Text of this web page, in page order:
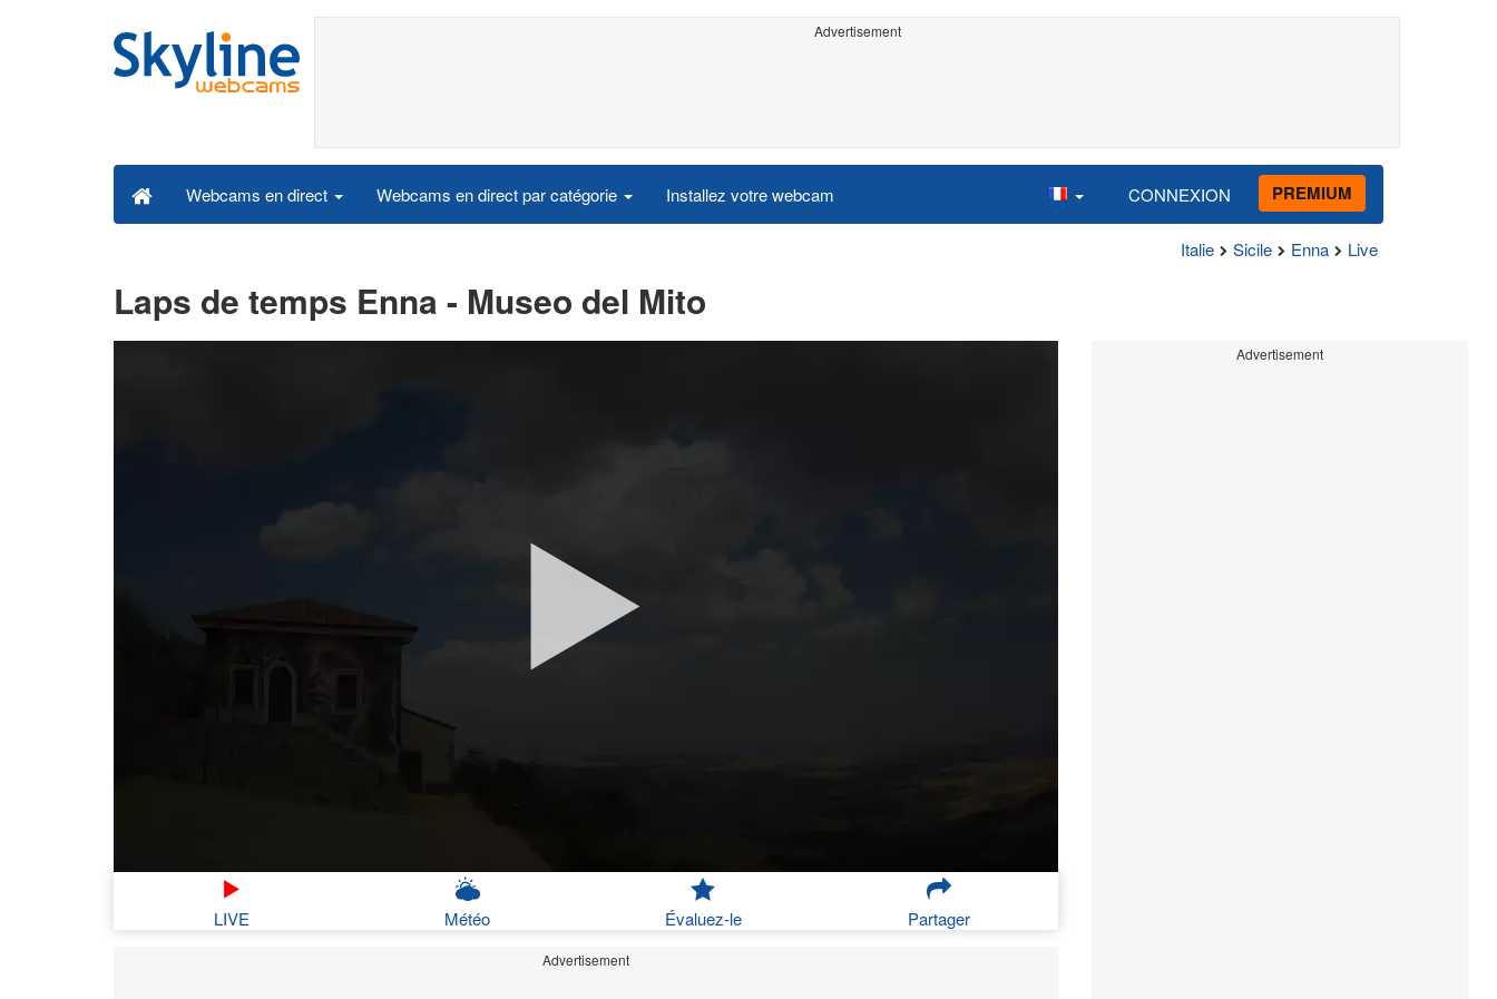
Advertisement
Webcams en direct Webcams en direct par catégorie Installez votre webcam CONNEXION PREMIUM
Italie Sicile Enna Live
Laps de temps Enna - Museo del Mito
LIVE Météo Évaluez-le Partager
Advertisement
Advertisement